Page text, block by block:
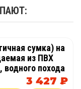
сумка) на
из ПВХ
похода
3 427 ₽